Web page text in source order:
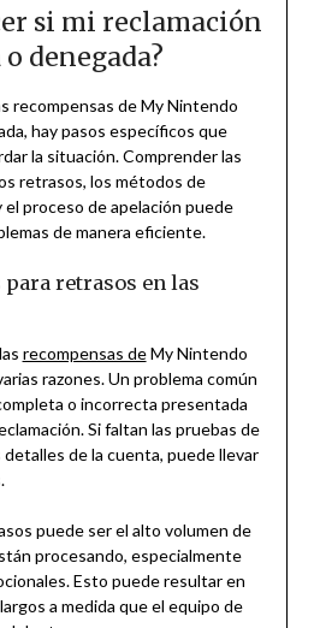
si mi reclamación
denegada?
recompensas de My Nintendo
hay pasos específicos que
la situación. Comprender las
retrasos, los métodos de
proceso de apelación puede
de manera eficiente.
retrasos en las
recompensas deMy Nintendo
razones. Un problema común
o incorrecta presentada
Si faltan las pruebas de
de la cuenta, puede llevar
puede ser el alto volumen de
procesando, especialmente
Esto puede resultar en
a medida que el equipo de